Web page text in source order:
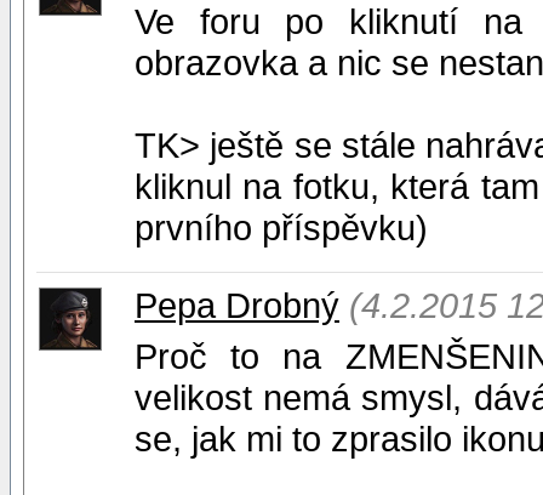
Ve foru po kliknutí na
obrazovka a nic se
TK> ještě se stále
kliknul na fotku, která
prvního příspěvku)
Pepa Drobný (4.2.2015
Proč to na
velikost nemá smysl,
se, jak mi to zprasilo